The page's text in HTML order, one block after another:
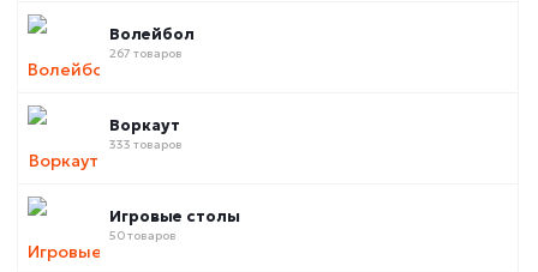
Волейбол
267 товаров
Воркаут
333 товаров
Игровые столы
50 товаров